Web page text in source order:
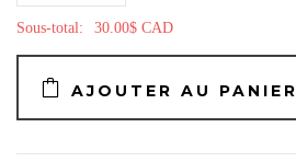
− +
Sous-total: 30.00$ CAD
AJOUTER AU PANIER